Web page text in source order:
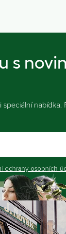
s
nabídka.
ochrany osobních